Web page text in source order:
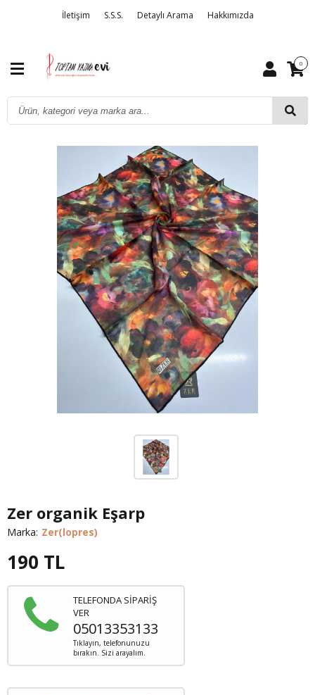
İletişim S.S.S. Detaylı Arama Hakkımızda
0
Zer organik Eşarp
Marka: Zer(lopres)
190 TL
TELEFONDA SİPARİŞ
VER
05013353133
Tıklayın, telefonunuzu
bırakın. Sizi arayalım.